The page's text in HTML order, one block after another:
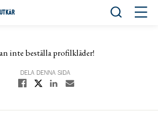
Öppna
inte beställa profilkläder!
DELA DENNA SIDA
Dela på Facebook
Dela på XDela på Linkedin
Dela med E-post